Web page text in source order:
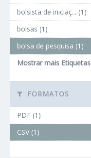
bolsista de iniciaç... (1)
bolsas (1)
bolsa de pesquisa (1)
Mostrar mais Etiquetas
FORMATOS
PDF (1)
CSV (1)